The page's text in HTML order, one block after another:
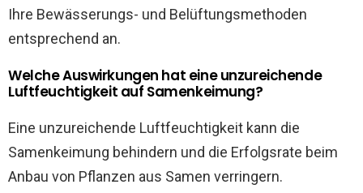
Ihre Bewässerungs- und Belüftungsmethoden
entsprechend an.
Welche Auswirkungen hat eine unzureichende
Luftfeuchtigkeit auf Samenkeimung?
Eine unzureichende Luftfeuchtigkeit kann die
Samenkeimung behindern und die Erfolgsrate beim
Anbau von Pflanzen aus Samen verringern.